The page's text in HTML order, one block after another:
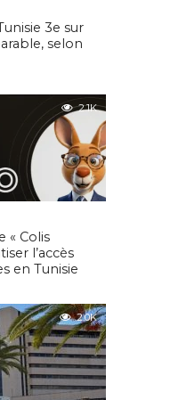
3e sur
selon
2.1K
« Colis
l’accès
en Tunisie
2.0K